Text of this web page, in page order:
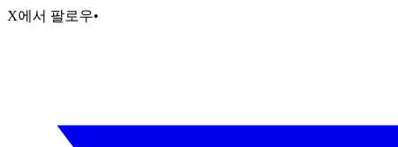
X에서 팔로우•